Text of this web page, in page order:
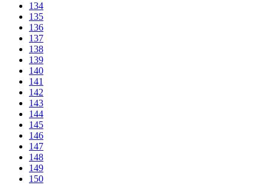
134
135
136
137
138
139
140
141
142
143
144
145
146
147
148
149
150